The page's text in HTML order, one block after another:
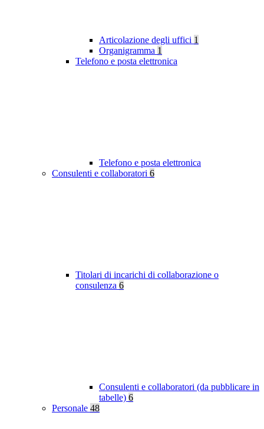
Articolazione degli uffici 1
Organigramma 1
Telefono e posta elettronica
Telefono e posta elettronica
Consulenti e collaboratori 6
Titolari di incarichi di collaborazione o
consulenza 6
Consulenti e collaboratori (da pubblicare in
tabelle) 6
Personale 48